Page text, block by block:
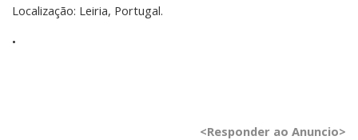
Localização: Leiria, Portugal.
•
<Responder ao Anuncio>